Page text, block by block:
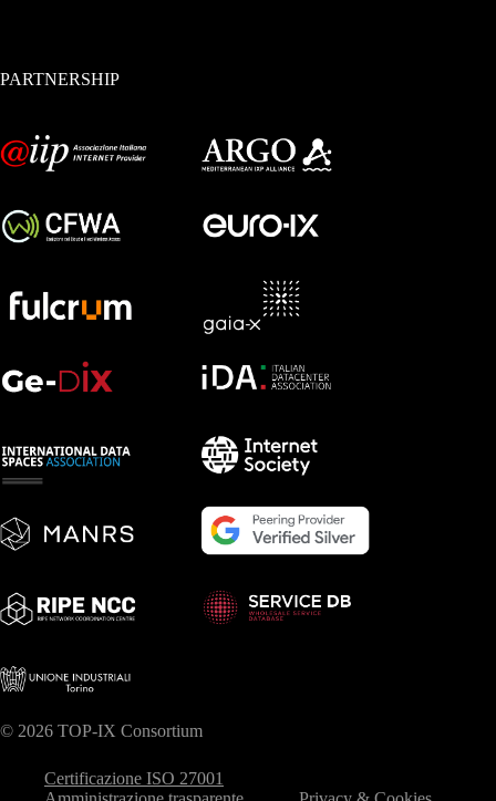
PARTNERSHIP
© 2026 TOP-IX Consortium
Certificazione ISO 27001